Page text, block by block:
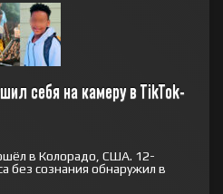
себя на камеру в TikTok-
в Колорадо, США. 12-
без сознания обнаружил в